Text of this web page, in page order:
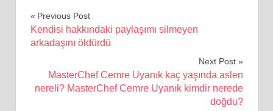
Yazı
gezinmesi
Previous Post
Kendisi hakkındaki paylaşımı silmeyen
arkadaşını öldürdü
Next Post
MasterChef Cemre Uyanık kaç yaşında aslen
nereli? MasterChef Cemre Uyanık kimdir nerede
doğdu?